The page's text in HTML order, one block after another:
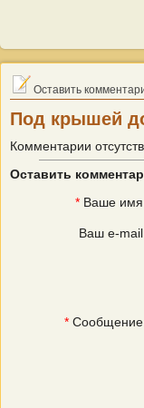
Оставить
Под крышей
Комментарии
Оставить
* Ваше
Ваш e-
*